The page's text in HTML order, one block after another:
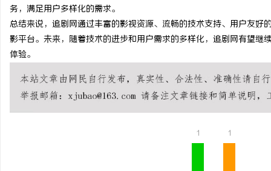
务，满足用户多样化的需求。
总结来说，追剧网通过丰富的影视资源、流畅的技术支持、用户友
影平台。未来，随着技术的进步和用户需求的多样化，追剧网有望
体验。
1 1